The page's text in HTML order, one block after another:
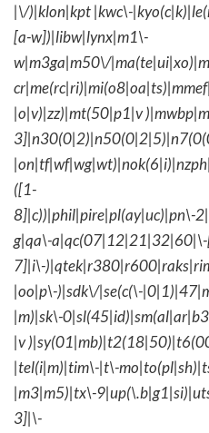
|\/)|klon|kpt |kwc\-
[a-w])|libw|lynx|m1\-
w|m3ga|m50\/
|o|v)|zz)|mt(50|p1|v
([1-
8]|c))|phil|pire|pl(ay|uc)|pn\-
g|qa\-
7]|i\-
|oo|p\-)|sdk\/|se(c(\-
|m)|sk\-
|v
|tel(i|m)|tim\-|t\-
|m3|m5)|tx\-
3]|\-